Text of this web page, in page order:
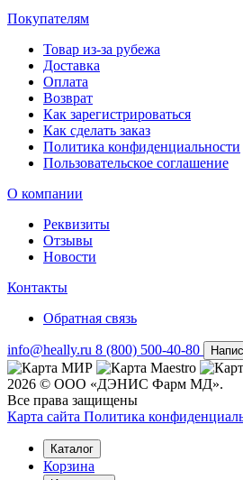
Покупателям
Товар из-за рубежа
Доставка
Оплата
Возврат
Как зарегистрироваться
Как сделать заказ
Политика конфиденциальности
Пользовательское соглашение
О компании
Реквизиты
Отзывы
Новости
Контакты
Обратная связь
info@heally.ru 8 (800) 500-40-80
2026 © ООО «ДЭНИС Фарм МД».
Все права защищены
Карта сайта Политика
Каталог
Корзина